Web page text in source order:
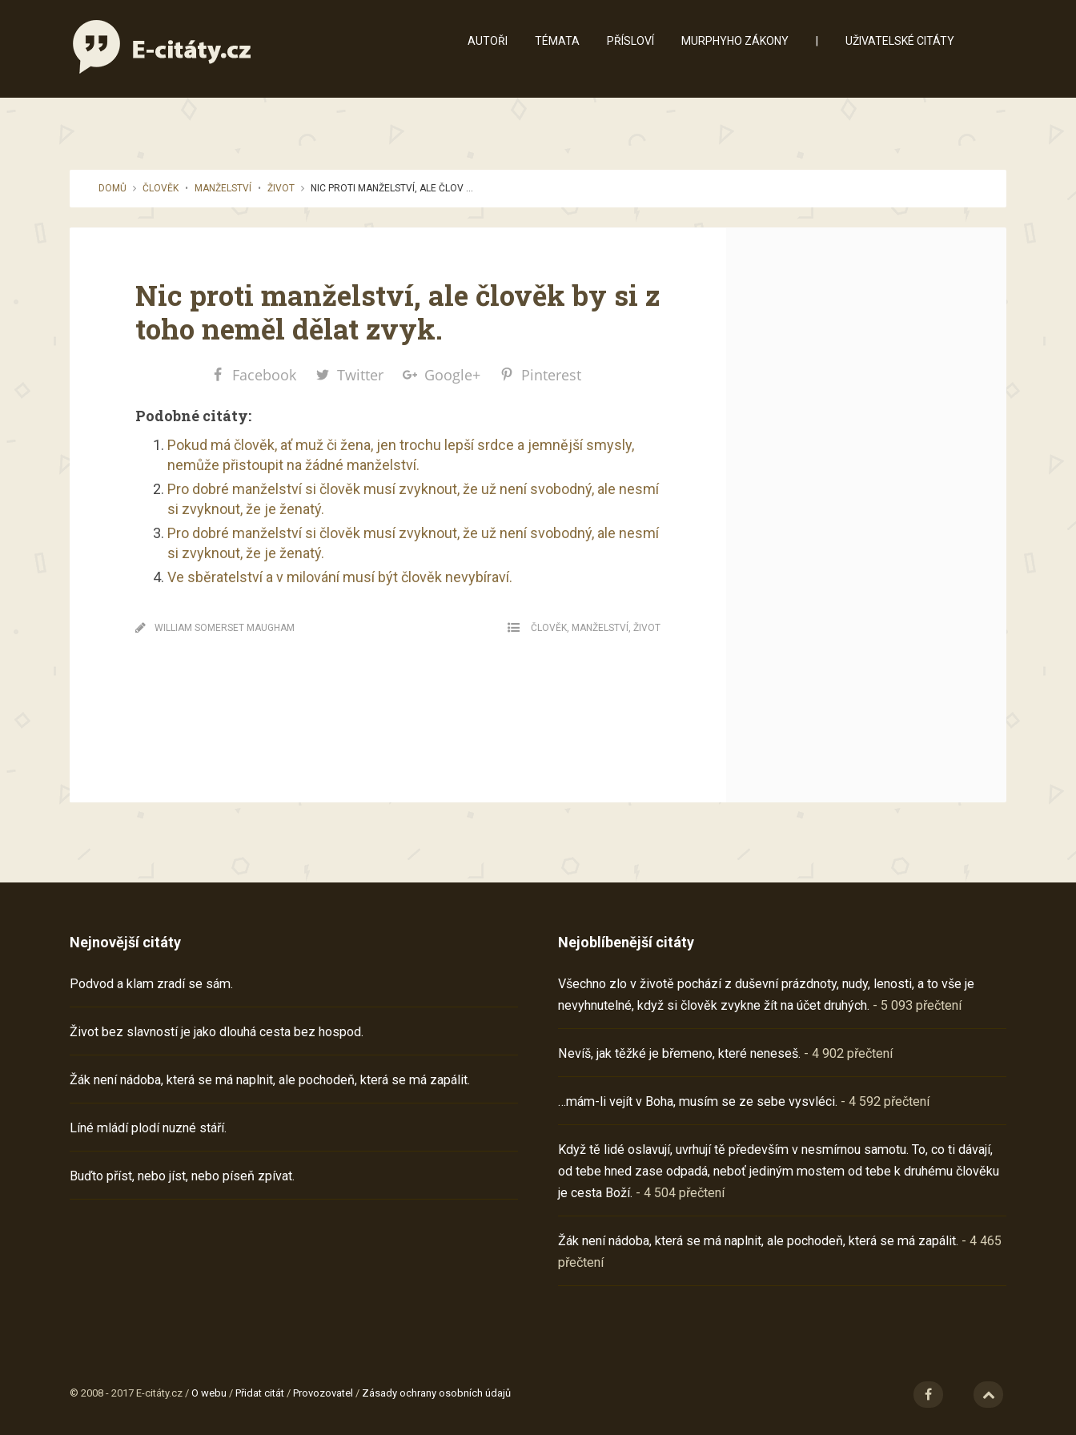
AUTOŘI TÉMATA PŘÍSLOVÍ MURPHYHO ZÁKONY UŽIVATELSKÉ CITÁTY
DOMŮ ČLOVĚK • MANŽELSTVÍ • ŽIVOT NIC PROTI MANŽELSTVÍ, ALE ČLOV ...
Nic proti manželství, ale člověk by si z
toho neměl dělat zvyk.
Facebook Twitter Google+ Pinterest
Podobné citáty:
Pokud má člověk, ať muž či žena, jen trochu lepší srdce a jemnější smysly,
nemůže přistoupit na žádné manželství.
Pro dobré manželství si člověk musí zvyknout, že už není svobodný, ale nesmí
si zvyknout, že je ženatý.
Pro dobré manželství si člověk musí zvyknout, že už není svobodný, ale nesmí
si zvyknout, že je ženatý.
Ve sběratelství a v milování musí být člověk nevybíraví.
WILLIAM SOMERSET MAUGHAM ČLOVĚK, MANŽELSTVÍ , ŽIVOT
Nejnovější citáty
Podvod a klam zradí se sám.
Život bez slavností je jako dlouhá cesta bez hospod.
Žák není nádoba, která se má naplnit, ale pochodeň, která se má zapálit.
Líné mládí plodí nuzné stáří.
Buďto příst, nebo jíst, nebo píseň zpívat.
Nejoblíbenější citáty
Všechno zlo v životě pochází z duševní prázdnoty, nudy, lenosti, a to vše je
nevyhnutelné, když si člověk zvykne žít na účet druhých. - 5 093 přečtení
Nevíš, jak těžké je břemeno, které neneseš. - 4 902 přečtení
…mám-li vejít v Boha, musím se ze sebe vysvléci. - 4 592 přečtení
Když tě lidé oslavují, uvrhují tě především v nesmírnou samotu. To, co ti dávají,
od tebe hned zase odpadá, neboť jediným mostem od tebe k druhému člověku
je cesta Boží. - 4 504 přečtení
Žák není nádoba, která se má naplnit, ale pochodeň, která se má zapálit. - 4 465
přečtení
© 2008 - 2017 E-citáty.cz / O webu / Přidat citát / Provozovatel / Zásady ochrany osobních údajů